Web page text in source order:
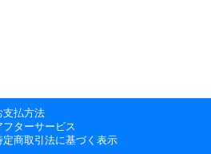
支払方法
フターサービス
定商取引法に基づく表示